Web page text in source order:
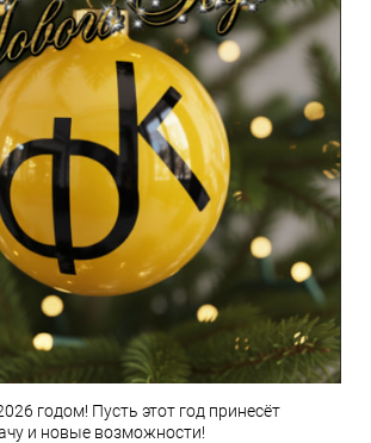
годом! Пусть этот год принесёт
и новые возможности!